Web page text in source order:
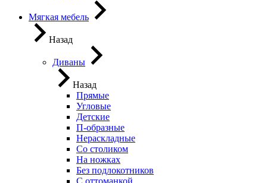
Мягкая мебель
Назад
Диваны
Назад
Прямые
Угловые
Детские
П-образные
Нераскладные
Со столиком
На ножках
Без подлокотников
С оттоманкой